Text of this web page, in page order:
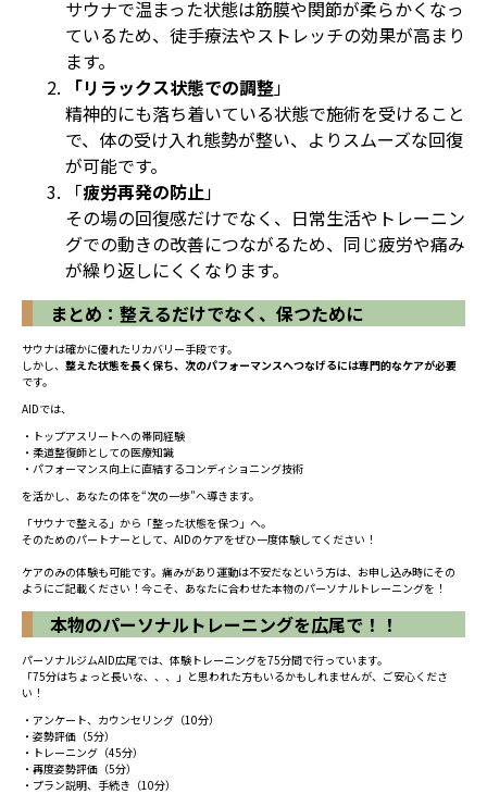
サウナで温まった状態は筋膜や関節が柔らかくなっ
ているため、徒手療法やストレッチの効果が高まり
ます。
「リラックス状態での調整」
精神的にも落ち着いている状態で施術を受けること
で、体の受け入れ態勢が整い、よりスムーズな回復
が可能です。
「疲労再発の防止」
その場の回復感だけでなく、日常生活やトレーニン
グでの動きの改善につながるため、同じ疲労や痛み
が繰り返しにくくなります。
まとめ：整えるだけでなく、保つために
サウナは確かに優れたリカバリー手段です。
しかし、 整えた状態を長く保ち、次のパフォーマンスへつなげるには専門的なケアが必要
です。
AIDでは、
・トップアスリートへの帯同経験
・柔道整復師としての医療知識
・パフォーマンス向上に直結するコンディショニング技術
を活かし、あなたの体を“次の一歩”へ導きます。
「サウナで整える」から「整った状態を保つ」へ。
そのためのパートナーとして、AIDのケアをぜひ一度体験してください！
ケアのみの体験も可能です。痛みがあり運動は不安だなという方は、お申し込み時にその
ようにご記載ください！今こそ、あなたに合わせた本物のパーソナルトレーニングを！
本物のパーソナルトレーニングを広尾で！！
パーソナルジムAID広尾では、体験トレーニングを75分間で行っています。
「75分はちょっと長いな、、、」と思われた方もいるかもしれませんが、ご安心くださ
い！
・アンケート、カウンセリング（10分）
・姿勢評価（5分）
・トレーニング（45分）
・再度姿勢評価（5分）
・プラン説明、手続き（10分）